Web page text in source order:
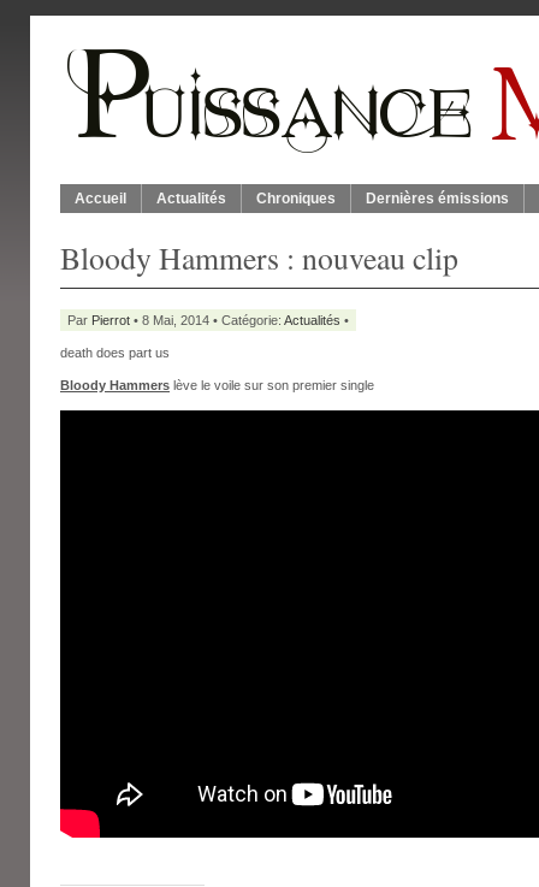
Accueil Actualités Chroniques Dernières émissions
Bloody Hammers : nouveau clip
Par Pierrot • 8 Mai, 2014 • Catégorie: Actualités •
death does part us
Bloody Hammers lève le voile sur son premier single